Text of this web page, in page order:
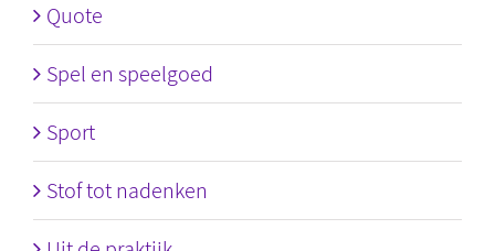
Quote
Spel en speelgoed
Sport
Stof tot nadenken